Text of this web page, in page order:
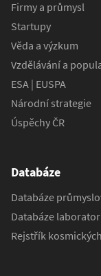
Firmy a průmysl
Startupy
Věda a výzkum
Vzdělávání a
ESA | EUSPA
Národní strategie
Úspěchy ČR
Databáze
Databáze
Databáze
Rejstřík